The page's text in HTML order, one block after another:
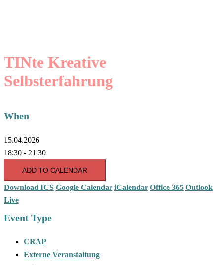
TINte Kreative
Selbsterfahrung
When
15.04.2026
18:30 - 21:30
ADD TO CALENDAR
Download ICS Google Calendar iCalendar Office 365 Outlook
Live
Event Type
CRAP
Externe Veranstaltung